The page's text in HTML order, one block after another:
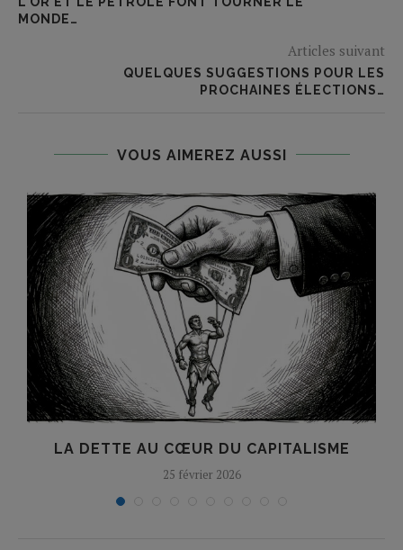
MONDE…
Articles suivant
QUELQUES SUGGESTIONS POUR LES
PROCHAINES ÉLECTIONS…
VOUS AIMEREZ AUSSI
LA DETTE AU CŒUR DU CAPITALISME
25 février 2026